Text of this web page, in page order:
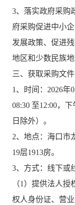
3、落实政府采购
府采购促进中小
发展政策、促进
地区和少数民族地
三、获取采购文件
1、时间：2026年
08:30 至12:00，
日除外）。
2、地点：海口市
19层1913房。
3、方式：线下或
（1）提供法人
权人身份证、营